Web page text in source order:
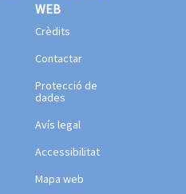
WEB
Crèdits
Contactar
Protecció de
dades
Avís legal
Accessibilitat
Mapa web